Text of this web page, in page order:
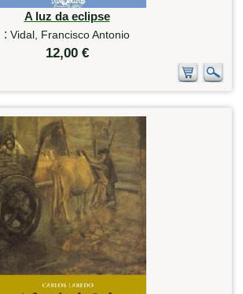
A luz da eclipse
: Vidal, Francisco Antonio
12,00 €